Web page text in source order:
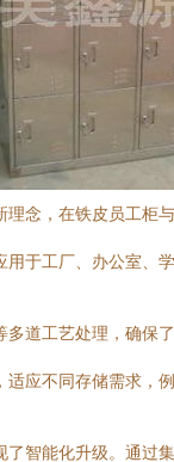
念，在铁皮员工柜
于工厂、办公室、
道工艺处理，确
应不同存储需求，
智能化升级。通